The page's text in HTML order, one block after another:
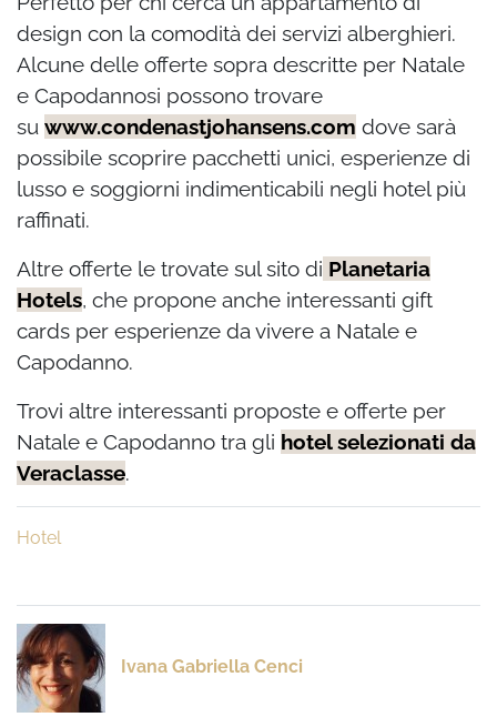
design con la comodità dei servizi alberghieri.
Alcune delle offerte sopra descritte per Natale
e Capodannosi possono trovare
su www.condenastjohansens.com dove sarà
possibile scoprire pacchetti unici, esperienze di
lusso e soggiorni indimenticabili negli hotel più
raffinati.
Altre offerte le trovate sul sito di Planetaria
Hotels, che propone anche interessanti gift
cards per esperienze da vivere a Natale e
Capodanno.
Trovi altre interessanti proposte e offerte per
Natale e Capodanno tra gli hotel selezionati da
Veraclasse.
Hotel
Ivana Gabriella Cenci